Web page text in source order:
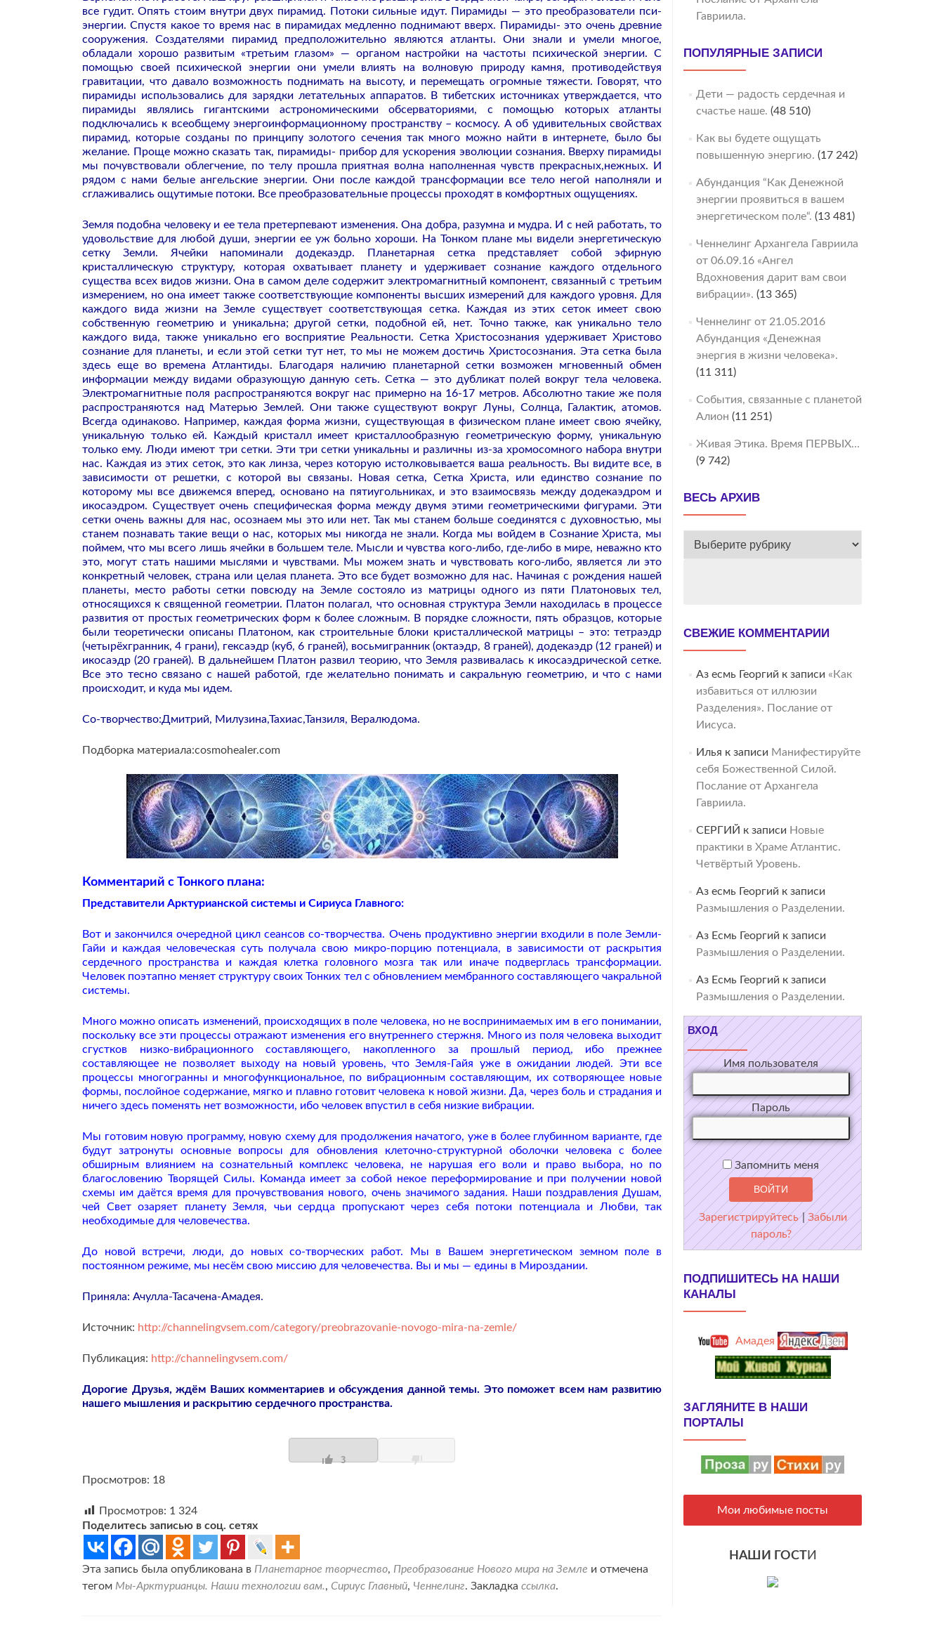
все гудит. Опять стоим внутри двух пирамид. Потоки сильные идут. Пирамиды — это преобразователи пси-
энергии. Спустя какое то время нас в пирамидах медленно поднимают вверх. Пирамиды- это очень древние
сооружения. Создателями пирамид предположительно являются атланты. Они знали и умели многое,
обладали хорошо развитым «третьим глазом» — органом настройки на частоты психической энергии. С
помощью своей психической энергии они умели влиять на волновую природу камня, противодействуя
гравитации, что давало возможность поднимать на высоту, и перемещать огромные тяжести. Говорят, что
пирамиды использовались для зарядки летательных аппаратов. В тибетских источниках утверждается, что
пирамиды являлись гигантскими астрономическими обсерваториями, с помощью которых атланты
подключались к всеобщему энергоинформационному пространству – космосу. А об удивительных свойствах
пирамид, которые созданы по принципу золотого сечения так много можно найти в интернете, было бы
желание. Проще можно сказать так, пирамиды- прибор для ускорения эволюции сознания. Вверху пирамиды
мы почувствовали облегчение, по телу прошла приятная волна наполненная чувств прекрасных,нежных. И
рядом с нами белые ангельские энергии. Они после каждой трансформации все тело негой наполняли и
сглаживались ощутимые потоки. Все преобразовательные процессы проходят в комфортных ощущениях.
Земля подобна человеку и ее тела претерпевают изменения. Она добра, разумна и мудра. И с ней работать, то
удовольствие для любой души, энергии ее уж больно хороши. На Тонком плане мы видели энергетическую
сетку Земли. Ячейки напоминали додекаэдр. Планетарная сетка представляет собой эфирную
кристаллическую структуру, которая охватывает планету и удерживает сознание каждого отдельного
существа всех видов жизни. Она в самом деле содержит электромагнитный компонент, связанный с третьим
измерением, но она имеет также соответствующие компоненты высших измерений для каждого уровня. Для
каждого вида жизни на Земле существует соответствующая сетка. Каждая из этих сеток имеет свою
собственную геометрию и уникальна; другой сетки, подобной ей, нет. Точно также, как уникально тело
каждого вида, также уникальнo его восприятие Реальности. Сетка Христосознания удерживает Христово
сознание для планеты, и если этой сетки тут нет, то мы не можем достичь Христосознания. Эта сетка была
здесь еще во времена Атлантиды. Благодаря наличию планетарной сетки возможен мгновенный обмен
информации между видами образующую данную сеть. Сетка — это дубликат полей вокруг тела человека.
Электромагнитные поля распространяются вокруг нас примерно на 16-17 метров. Абсолютно такие же поля
распространяются над Матерью Землей. Они также существуют вокруг Луны, Солнца, Галактик, атомов.
Всегда одинаково. Например, каждая форма жизни, существующая в физическом плане имеет свою ячейку,
уникальную только ей. Каждый кристалл имеет кристаллообразную геометрическую форму, уникальную
только ему. Люди имеют три сетки. Эти три сетки уникальны и различны из-за хромосомного набора внутри
нас. Каждая из этих сеток, это как линза, через которую истолковывается ваша реальность. Вы видите все, в
зависимости от решетки, с которой вы связаны. Новая сетка, Сетка Христа, или единство сознание по
которому мы все движемся вперед, основано на пятиугольниках, и это взаимосвязь между додекаэдром и
икосаэдром. Существует очень специфическая форма между двумя этими геометрическими фигурами. Эти
сетки очень важны для нас, осознаем мы это или нет. Так мы станем больше соединятся с духовностью, мы
станем познавать такие вещи о нас, которых мы никогда не знали. Когда мы войдем в Сознание Христа, мы
поймем, что мы всего лишь ячейки в большем теле. Мысли и чувства кого-либо, где-либо в мире, неважно кто
это, могут стать нашими мыслями и чувствами. Мы можем знать и чувствовать кого-либо, является ли это
конкретный человек, страна или целая планета. Это все будет возможно для нас. Начиная с рождения нашей
планеты, место работы сетки повсюду на Земле состояло из матрицы одного из пяти Платоновых тел,
относящихся к священной геометрии. Платон полагал, что основная структура Земли находилась в процессе
развития от простых геометрических форм к более сложным. В порядке сложности, пять образцов, которые
были теоретически описаны Платоном, как строительные блоки кристаллической матрицы – это: тетраэдр
(четырёхгранник, 4 грани), гексаэдр (куб, 6 граней), восьмигранник (октаэдр, 8 граней), додекаэдр (12 граней) и
икосаэдр (20 граней). В дальнейшем Платон развил теорию, что Земля развивалась к икосаэдрической сетке.
Все это тесно связано с нашей работой, где желательно понимать и сакральную геометрию, и что с нами
происходит, и куда мы идем.
Со-творчество:Дмитрий, Милузина,Тахиас,Танзиля, Вералюдома.
Подборка материала:cosmohealer.com
Комментарий с Тонкого плана:
Представители Арктурианской системы и Сириуса Главного:
Вот и закончился очередной цикл сеансов со-творчества. Очень продуктивно энергии входили в поле Земли-
Гайи и каждая человеческая суть получала свою микро-порцию потенциала, в зависимости от раскрытия
сердечного пространства и каждая клетка головного мозга так или иначе подверглась трансформации.
Человек поэтапно меняет структуру своих Тонких тел с обновлением мембранного составляющего чакральной
системы.
Много можно описать изменений, происходящих в поле человека, но не воспринимаемых им в его понимании,
поскольку все эти процессы отражают изменения его внутреннего стержня. Много из поля человека выходит
сгустков низко-вибрационного составляющего, накопленного за прошлый период, ибо прежнее
составляющее не позволяет выходу на новый уровень, что Земля-Гайя уже в ожидании людей. Эти все
процессы многогранны и многофункциональное, по вибрационным составляющим, их сотворяющее новые
формы, послойное содержание, мягко и плавно готовит человека к новой жизни. Да, через боль и страдания и
ничего здесь поменять нет возможности, ибо человек впустил в себя низкие вибрации.
Мы готовим новую программу, новую схему для продолжения начатого, уже в более глубинном варианте, где
будут затронуты основные вопросы для обновления клеточно-структурной оболочки человека с более
обширным влиянием на сознательный комплекс человека, не нарушая его воли и право выбора, но по
благословению Творящей Силы.
Команда имеет за собой некое переформирование и при получении новой
схемы им даётся время для прочувствования нового, очень значимого задания. Наши поздравления Душам,
чей Свет озаряет планету Земля, чьи сердца пропускают через себя потоки потенциала и Любви, так
необходимые для человечества.
До новой встречи, люди, до новых со-творческих работ. Мы в Вашем энергетическом земном поле в
постоянном режиме, мы несём свою миссию для человечества. Вы и мы — едины в Мироздании.
Приняла: Ачулла-Тасачена-Амадея.
Источник: http://channelingvsem.com/category/preobrazovanie-novogo-mira-na-zemle/
Публикация: http://channelingvsem.com/
Дорогие Друзья, ждём Ваших комментариев и обсуждения данной темы. Это поможет всем нам развитию
нашего мышления и раскрытию сердечного пространства.
3
Просмотров: 18
Просмотров: 1 324
Поделитесь записью в соц. сетях
Эта запись была опубликована в Планетарное творчество, Преобразование Нового мира на Земле и отмечена
тегом Мы-Арктурианцы. Наши технологии вам., Сириус Главный, Ченнелинг. Закладка ссылка.
Гавриила.
ПОПУЛЯРНЫЕ ЗАПИСИ
Дети — радость сердечная и
счастье наше. (48 510)
Как вы будете ощущать
повышенную энергию. (17 242)
Абунданция “Как Денежной
энергии проявиться в вашем
энергетическом поле“. (13 481)
Ченнелинг Архангела Гавриила
от 06.09.16 «Ангел
Вдохновения дарит вам свои
вибрации». (13 365)
Ченнелинг от 21.05.2016
Абунданция «Денежная
энергия в жизни человека».
(11 311)
События, связанные с планетой
Алион (11 251)
Живая Этика. Время ПЕРВЫХ…
(9 742)
ВЕСЬ АРХИВ
ВЕСЬ
СВЕЖИЕ КОММЕНТАРИИ
Аз есмь Георгий к записи «Как
избавиться от иллюзии
Разделения». Послание от
Иисуса.
Илья к записи Манифестируйте
себя Божественной Силой.
Послание от Архангела
Гавриила.
СЕРГИЙ к записи Новые
практики в Храме Атлантис.
Четвёртый Уровень.
Аз есмь Георгий к записи
Размышления о Разделении.
Аз Есмь Георгий к записи
Размышления о Разделении.
Аз Есмь Георгий к записи
Размышления о Разделении.
ВХОД
Имя пользователя
Пароль
Запомнить меня
Зарегистрируйтесь | Забыли
пароль?
ПОДПИШИТЕСЬ НА НАШИ
КАНАЛЫ
Амадея
ЗАГЛЯНИТЕ В НАШИ
ПОРТАЛЫ
Мои любимые посты
НАШИ ГОСТИ